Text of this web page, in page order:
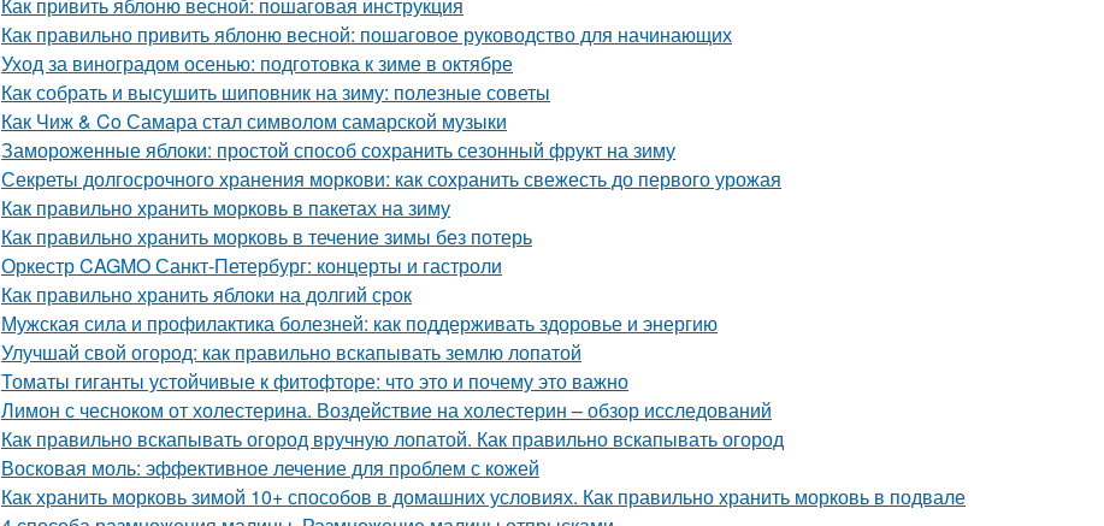
Как правильно привить яблоню весной: пошаговое руководство для начинающих
Уход за виноградом осенью: подготовка к зиме в октябре
Как собрать и высушить шиповник на зиму: полезные советы
Как Чиж & Co Самара стал символом самарской музыки
Замороженные яблоки: простой способ сохранить сезонный фрукт на зиму
Секреты долгосрочного хранения моркови: как сохранить свежесть до первого урожая
Как правильно хранить морковь в пакетах на зиму
Как правильно хранить морковь в течение зимы без потерь
Оркестр CAGMO Санкт-Петербург: концерты и гастроли
Как правильно хранить яблоки на долгий срок
Мужская сила и профилактика болезней: как поддерживать здоровье и энергию
Улучшай свой огород: как правильно вскапывать землю лопатой
Томаты гиганты устойчивые к фитофторе: что это и почему это важно
Лимон с чесноком от холестерина. Воздействие на холестерин – обзор исследований
Как правильно вскапывать огород вручную лопатой. Как правильно вскапывать огород
Восковая моль: эффективное лечение для проблем с кожей
Как хранить морковь зимой 10+ способов в домашних условиях. Как правильно хранить морковь в подвале